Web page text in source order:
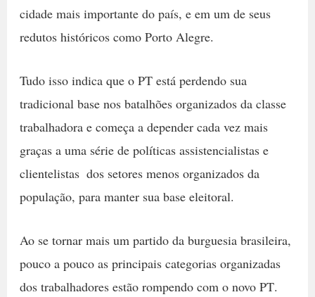
cidade mais importante do país, e em um de seus
redutos históricos como Porto Alegre.
Tudo isso indica que o PT está perdendo sua
tradicional base nos batalhões organizados da classe
trabalhadora e começa a depender cada vez mais 
graças a uma série de políticas assistencialistas e
clientelistas  dos setores menos organizados da
população, para manter sua base eleitoral.
Ao se tornar mais um partido da burguesia brasileira,
pouco a pouco as principais categorias organizadas
dos trabalhadores estão rompendo com o novo PT.